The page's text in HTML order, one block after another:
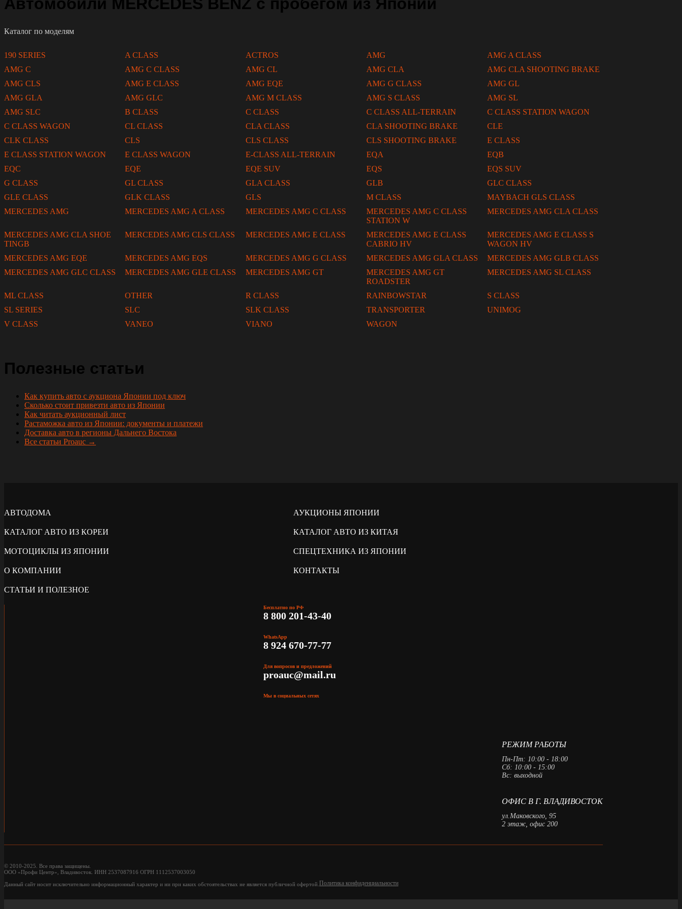
Каталог по моделям
190 SERIES A CLASS ACTROS AMG
AMG A CLASS
AMG C
AMG C CLASS AMG CL AMG CLA
AMG CLA SHOOTING BRAKE
AMG CLS
AMG E CLASS AMG EQE AMG G CLASS
AMG GL
AMG GLA
AMG GLC AMG M CLASS AMG S CLASS
AMG SL
AMG SLC
B CLASS C CLASS C CLASS ALL-TERRAIN
C CLASS STATION WAGON
C CLASS WAGON
CL CLASS CLA CLASS CLA SHOOTING BRAKE
CLE
CLK CLASS
CLS CLS CLASS CLS SHOOTING BRAKE
E CLASS
E CLASS STATION WAGON
E CLASS WAGON E-CLASS ALL-TERRAIN EQA
EQB
EQC
EQE EQE SUV EQS
EQS SUV
G CLASS
GL CLASS GLA CLASS GLB
GLC CLASS
GLE CLASS
GLK CLASS GLS M CLASS
MAYBACH GLS CLASS
MERCEDES AMG
MERCEDES AMG A CLASS MERCEDES AMG C CLASS
MERCEDES AMG C CLASS
STATION W
MERCEDES AMG CLA CLASS
MERCEDES AMG CLA SHOE
TINGB
MERCEDES AMG CLS CLASS MERCEDES AMG E CLASS
MERCEDES AMG E CLASS
CABRIO HV
MERCEDES AMG E CLASS S
WAGON HV
MERCEDES AMG EQE
MERCEDES AMG EQS MERCEDES AMG G CLASS MERCEDES AMG GLA CLASS
MERCEDES AMG GLB CLASS
MERCEDES AMG GLC CLASS
MERCEDES AMG GLE CLASS MERCEDES AMG GT
MERCEDES AMG GT
ROADSTER
MERCEDES AMG SL CLASS
ML CLASS OTHER R CLASS RAINBOWSTAR
S CLASS
SL SERIES
SLC SLK CLASS TRANSPORTER
UNIMOG
V CLASS
VANEO VIANO WAGON
Полезные статьи
Как купить авто с аукциона Японии под ключ
Сколько стоит привезти авто из Японии
Как читать аукционный лист
Растаможка авто из Японии: документы и платежи
Доставка авто в регионы Дальнего Востока
Все статьи Proauc →
АВТОДОМА АУКЦИОНЫ ЯПОНИИ
КАТАЛОГ АВТО ИЗ КОРЕИ КАТАЛОГ АВТО ИЗ КИТАЯ
МОТОЦИКЛЫ ИЗ ЯПОНИИ СПЕЦТЕХНИКА ИЗ ЯПОНИИ
О КОМПАНИИ КОНТАКТЫ
СТАТЬИ И ПОЛЕЗНОЕ
Бесплатно по РФ
8 800 201-43-40
WhatsApp
8 924 670-77-77
Для вопросов и предложений
proauc@mail.ru
Мы в социальных сетях
РЕЖИМ РАБОТЫ
Пн-Пт: 10:00 - 18:00
Сб: 10:00 - 15:00
Вс: выходной
ОФИС В Г. ВЛАДИВОСТОК
ул.Маковского, 95
2 этаж, офис 200
© 2010-2025. Все права защищены.
ООО «Профи Центр», Владивосток. ИНН 2537087916 ОГРН 1112537003050
Данный сайт носит исключительно информационный характер и ни при каких обстоятельствах не является публичной офертой. Политика конфиденциальности